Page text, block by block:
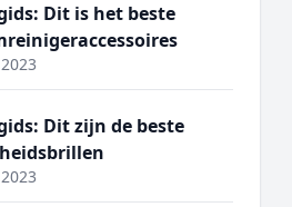
Dit is het beste
Dit zijn de beste